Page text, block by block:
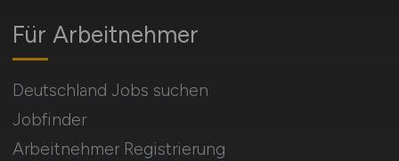
Für Arbeitnehmer
Deutschland Jobs suchen
Jobfinder
Arbeitnehmer Registrierung